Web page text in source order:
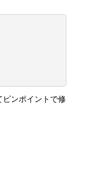
ピンポイントで修